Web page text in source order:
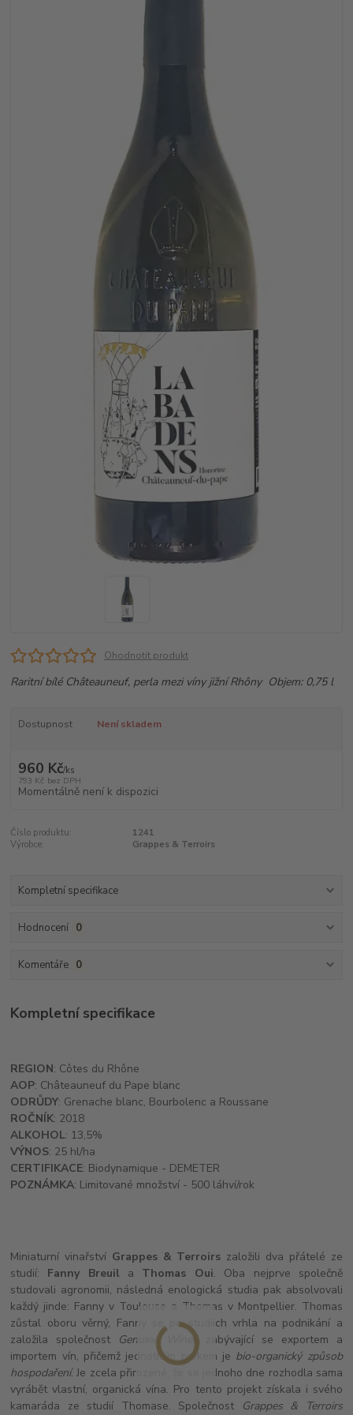
Ohodnotit produkt
Raritní bílé Châteauneuf, perla mezi víny jižní Rhôny Objem: 0,75 l
Dostupnost Není skladem
960 Kč/ks
793 Kč bez DPH
Momentálně není k dispozici
Číslo produktu:
1241
Výrobce:
Grappes & Terroirs
Kompletní specifikace
Hodnocení 0
Komentáře 0
Kompletní specifikace
REGION: Côtes du Rhône
AOP: Châteauneuf du Pape blanc
ODRŮDY: Grenache blanc, Bourbolenc a Roussane
ROČNÍK: 2018
ALKOHOL: 13,5%
VÝNOS: 25 hl/ha
CERTIFIKACE: Biodynamique - DEMETER
POZNÁMKA: Limitované množství - 500 láhví/rok
Miniaturní vinařství Grappes & Terroirs založili dva přátelé ze
studií: Fanny Breuil a Thomas Oui. Oba nejprve společně
studovali agronomii, následná enologická studia pak absolvovali
každý jinde: Fanny v Toulouse a Thomas v Montpellier. Thomas
zůstal oboru věrný, Fanny se po studiích vrhla na podnikání a
založila společnost
Genuine Wineszabývající se exportem a
importem vín, přičemž jednotícím prvkem je bio-organický způsob
hospodaření. Je zcela přirozené, že se jednoho dne rozhodla sama
vyrábět vlastní, organická vína. Pro tento projekt získala i svého
kamaráda ze studií Thomase. Společnost
Grappes & Terroirs